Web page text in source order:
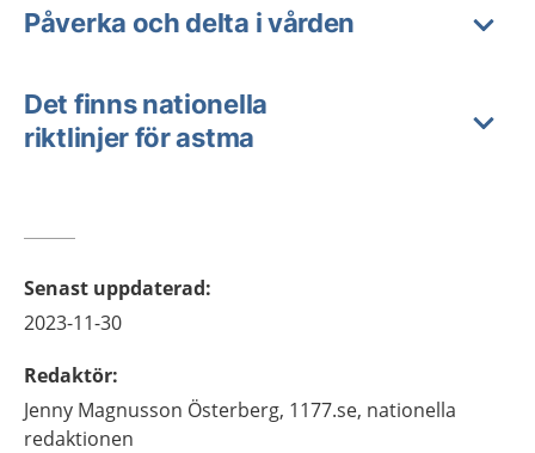
Påverka och delta i vården
Det finns nationella
riktlinjer för astma
Senast uppdaterad:
2023-11-30
Redaktör:
Jenny Magnusson Österberg, 1177.se, nationella
redaktionen